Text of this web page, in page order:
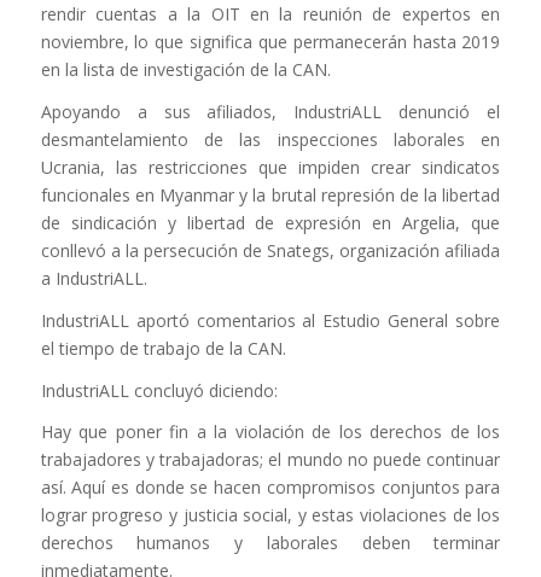
rendir cuentas a la OIT en la reunión de expertos en
noviembre, lo que significa que permanecerán hasta 2019
en la lista de investigación de la CAN.
Apoyando a sus afiliados, IndustriALL denunció el
desmantelamiento de las inspecciones laborales en
Ucrania, las restricciones que impiden crear sindicatos
funcionales en Myanmar y la brutal represión de la libertad
de sindicación y libertad de expresión en Argelia, que
conllevó a la persecución de Snategs, organización afiliada
a IndustriALL.
IndustriALL aportó comentarios al Estudio General sobre
el tiempo de trabajo de la CAN.
IndustriALL concluyó diciendo:
Hay que poner fin a la violación de los derechos de los
trabajadores y trabajadoras; el mundo no puede continuar
así. Aquí es donde se hacen compromisos conjuntos para
lograr progreso y justicia social, y estas violaciones de los
derechos humanos y laborales deben terminar
inmediatamente.